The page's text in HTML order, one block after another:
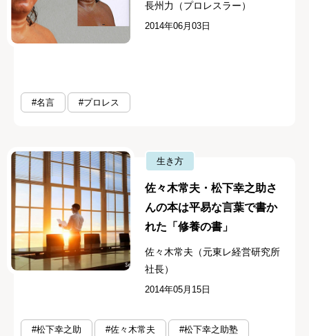
長州力（プロレスラー）
2014年06月03日
#名言 #プロレス
生き方
佐々木常夫・松下幸之助さ
んの本は平易な言葉で書か
れた「修養の書」
佐々木常夫（元東レ経営研究所
社長）
2014年05月15日
#松下幸之助 #佐々木常夫 #松下幸之助塾